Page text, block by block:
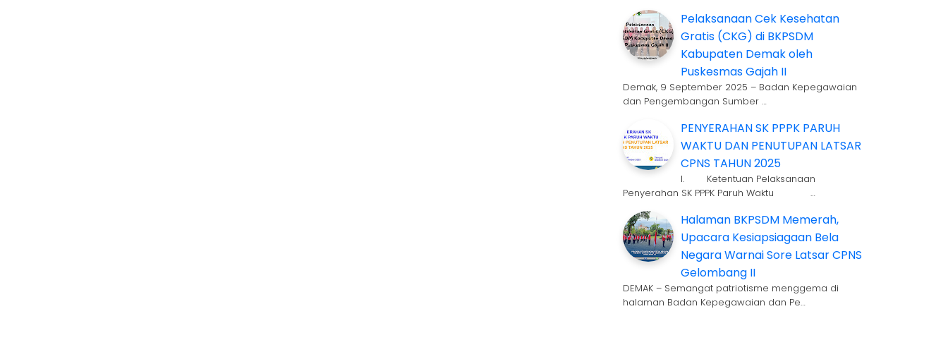
Pelaksanaan Cek Kesehatan
Gratis (CKG) di BKPSDM
Kabupaten Demak oleh
Puskesmas Gajah II
Demak, 9 September 2025 – Badan Kepegawaian
dan Pengembangan Sumber …
PENYERAHAN SK PPPK PARUH
WAKTU DAN PENUTUPAN LATSAR
CPNS TAHUN 2025
I. Ketentuan Pelaksanaan
Penyerahan SK PPPK Paruh Waktu …
Halaman BKPSDM Memerah,
Upacara Kesiapsiagaan Bela
Negara Warnai Sore Latsar CPNS
Gelombang II
DEMAK – Semangat patriotisme menggema di
halaman Badan Kepegawaian dan Pe…